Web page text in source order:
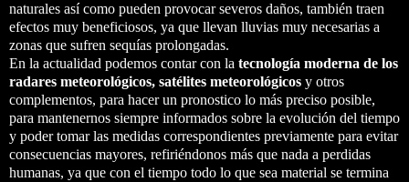
naturales así como pueden provocar severos daños, también traen
efectos muy beneficiosos, ya que llevan lluvias muy necesarias a
zonas que sufren sequías prolongadas.
En la actualidad podemos contar con la tecnología moderna de los
radares meteorológicos, satélites meteorológicos y otros
complementos, para hacer un pronostico lo más preciso posible,
para mantenernos siempre informados sobre la evolución del tiempo
y poder tomar las medidas correspondientes previamente para evitar
consecuencias mayores, refiriéndonos más que nada a perdidas
humanas, ya que con el tiempo todo lo que sea material se termina